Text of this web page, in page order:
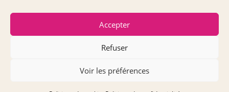
Accepter
Refuser
Voir les préférences
PLAN DU SITE